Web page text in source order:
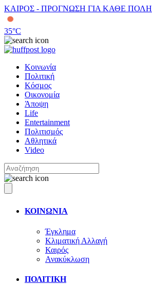
ΚΑΙΡΟΣ - ΠΡΟΓΝΩΣΗ ΓΙΑ ΚΑΘΕ ΠΟΛΗ
35°C
Κοινωνία
Πολιτική
Κόσμος
Οικονομία
Άποψη
Life
Entertainment
Πολιτισμός
Αθλητικά
Video
ΚΟΙΝΩΝΙΑ
Έγκλημα
Κλιματική Αλλαγή
Καιρός
Ανακύκλωση
ΠΟΛΙΤΙΚΗ